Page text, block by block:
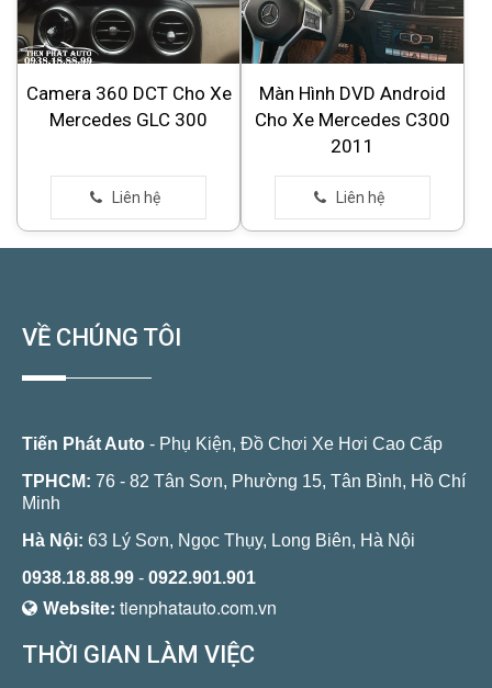
Camera 360 DCT Cho Xe
Mercedes GLC 300
Màn Hình DVD Android
Cho Xe Mercedes C300
2011
VỀ CHÚNG TÔI
Tiến Phát Auto - Phụ Kiện, Đồ Chơi Xe Hơi Cao Cấp
TPHCM: 76 - 82 Tân Sơn, Phường 15, Tân Bình, Hồ Chí
Minh
Hà Nội: 63 Lý Sơn, Ngọc Thụy, Long Biên, Hà Nội
0938.18.88.99 - 0922.901.901
Website: tienphatauto.com.vn
THỜI GIAN LÀM VIỆC